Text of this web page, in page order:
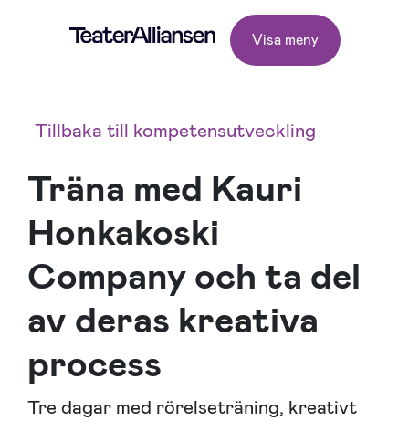
Visa meny
Tillbaka till kompetensutveckling
Träna med Kauri
Honkakoski
Company och ta del
av deras kreativa
process
Tre dagar med rörelseträning, kreativt